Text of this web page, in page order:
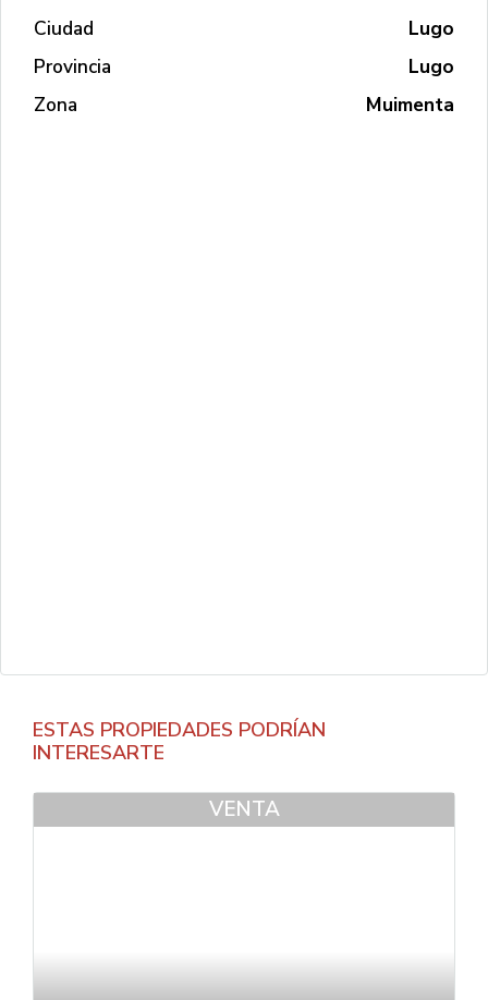
Ciudad
Lugo
Provincia
Lugo
Zona
Muimenta
ESTAS PROPIEDADES PODRÍAN
INTERESARTE
VENTA